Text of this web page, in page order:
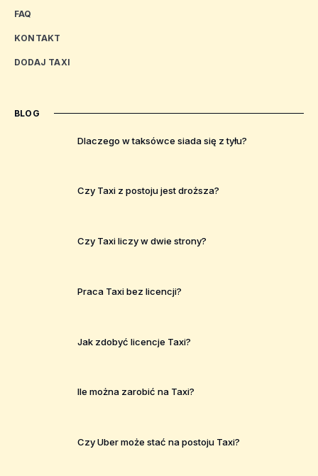
FAQ
KONTAKT
DODAJ TAXI
BLOG
Dlaczego w taksówce siada się z tyłu?
Czy Taxi z postoju jest droższa?
Czy Taxi liczy w dwie strony?
Praca Taxi bez licencji?
Jak zdobyć licencje Taxi?
Ile można zarobić na Taxi?
Czy Uber może stać na postoju Taxi?